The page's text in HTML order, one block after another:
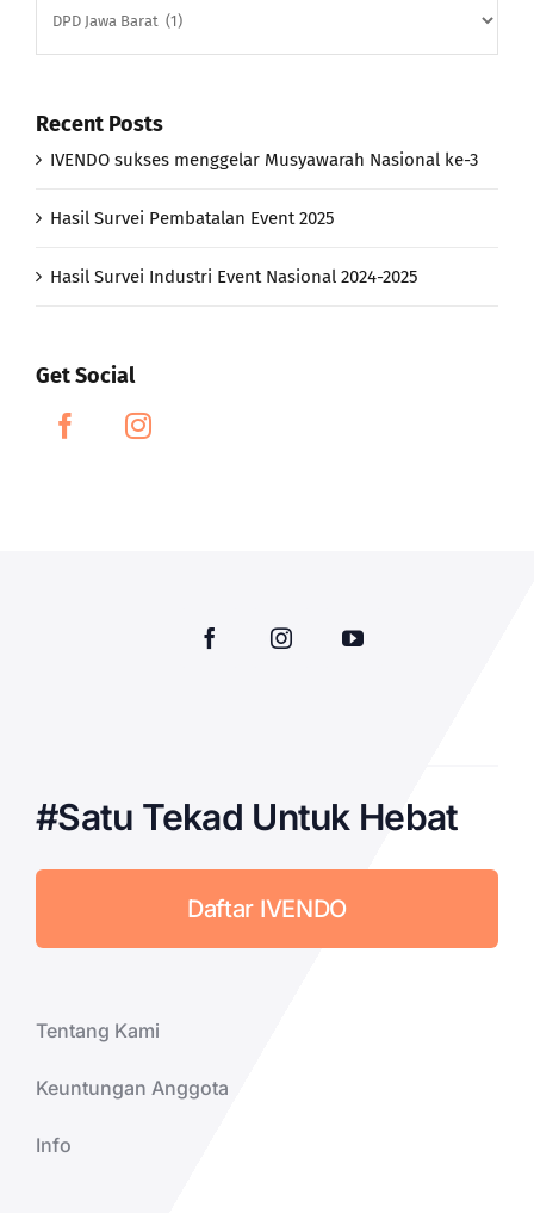
Recent Posts
IVENDO sukses menggelar Musyawarah Nasional ke-3
Hasil Survei Pembatalan Event 2025
Hasil Survei Industri Event Nasional 2024-2025
Get Social
#Satu Tekad Untuk Hebat
Daftar IVENDO
Tentang Kami
Keuntungan Anggota
Info